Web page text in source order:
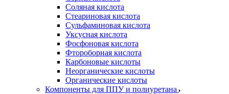
Соляная кислота
Стеариновая кислота
Сульфаминовая кислота
Уксусная кислота
Фосфоновая кислота
Фтороборная кислота
Карбоновые кислоты
Неорганические кислоты
Органические кислоты
Компоненты для ППУ и полиуретана